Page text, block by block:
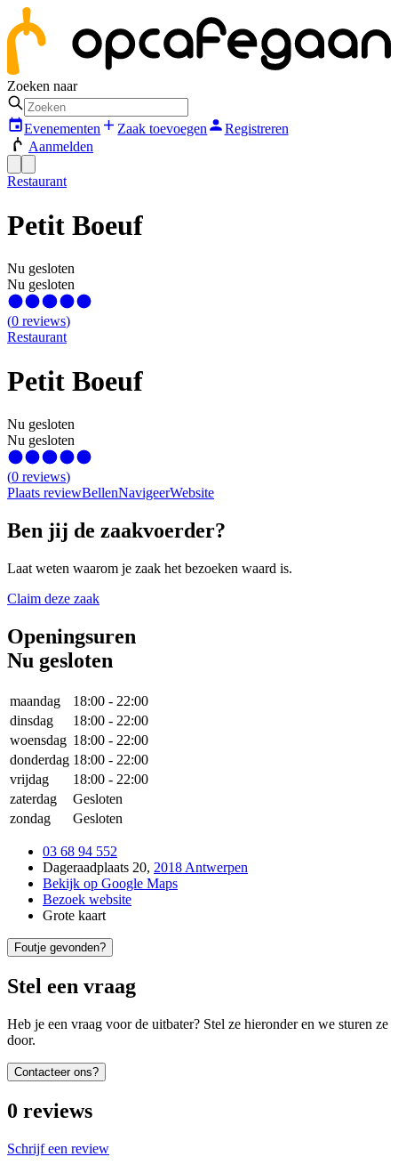
Zoeken naar
Evenementen Zaak toevoegen
Registreren
Aanmelden
Restaurant
Petit Boeuf
Nu gesloten
Nu gesloten
(0 reviews)
Restaurant
Petit Boeuf
Nu gesloten
Nu gesloten
(0 reviews)
Plaats reviewBellenNavigeerWebsite
Ben jij de zaakvoerder?
Laat weten waarom je zaak het bezoeken waard is.
Claim deze zaak
Openingsuren
Nu gesloten
maandag 18:00 - 22:00
dinsdag
18:00 - 22:00
woensdag 18:00 - 22:00
donderdag 18:00 - 22:00
vrijdag
18:00 - 22:00
zaterdag
Gesloten
zondag
Gesloten
03 68 94 552
Dageraadplaats 20, 2018 Antwerpen
Bekijk op Google Maps
Bezoek website
Grote kaart
Foutje gevonden?
Stel een vraag
Heb je een vraag voor de uitbater? Stel ze hieronder en we sturen ze
door.
Contacteer ons?
0 reviews
Schrijf een review